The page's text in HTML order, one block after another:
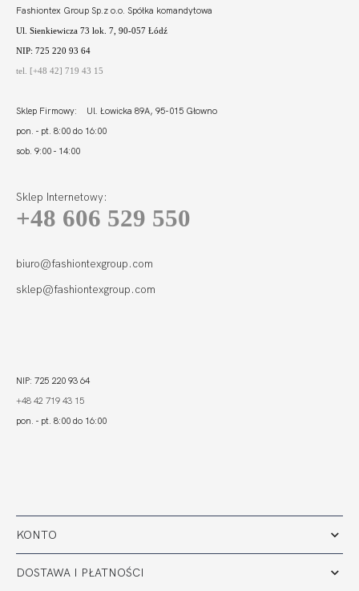
BEACH STRINGI
KONTO
DOSTAWA I PŁATNOŚCI
Fashiontex Group Sp.z o.o. Spółka komandytowa
Ul. Sienkiewicza 73 lok. 7, 90-057 Łódź
NIP: 725 220 93 64
tel. [+48 42] 719 43 15
Sklep Firmowy: Ul. Łowicka 89A, 95-015 Głowno
pon. - pt. 8:00 do 16:00
sob. 9:00 - 14:00
Sklep Internetowy:
+48 606 529 550
biuro@fashiontexgroup.com
sklep@fashiontexgroup.com
NIP: 725 220 93 64
+48 42 719 43 15
pon. - pt. 8:00 do 16:00